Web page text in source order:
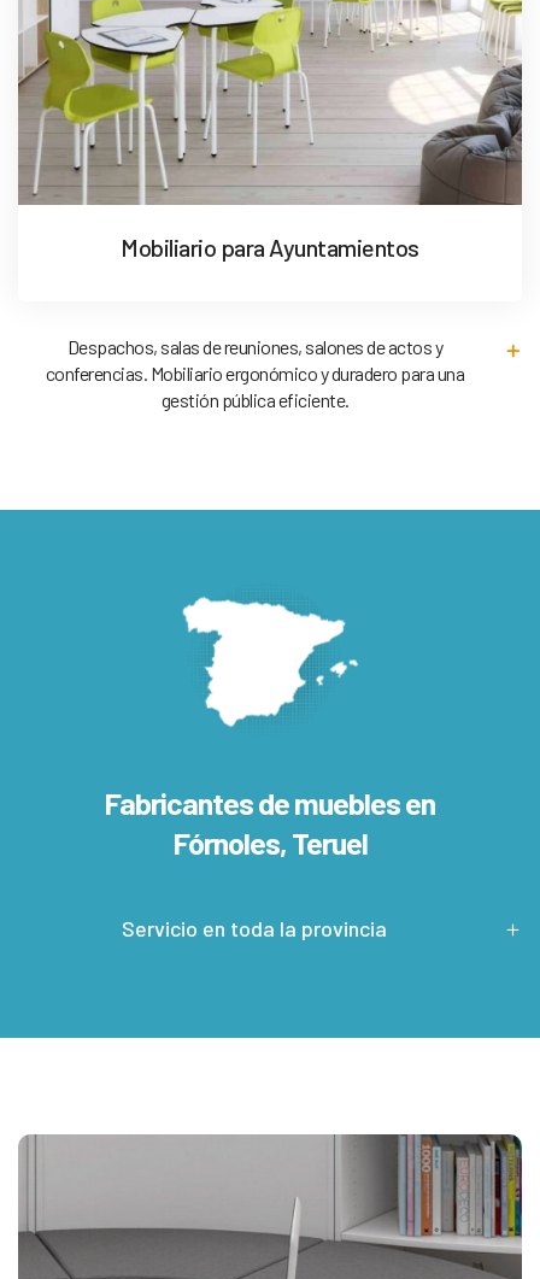
Mobiliario para Ayuntamientos
Despachos, salas de reuniones, salones de actos y
conferencias. Mobiliario ergonómico y duradero para una
gestión pública eficiente.
Fabricantes de muebles en
Fórnoles, Teruel
Servicio en toda la provincia